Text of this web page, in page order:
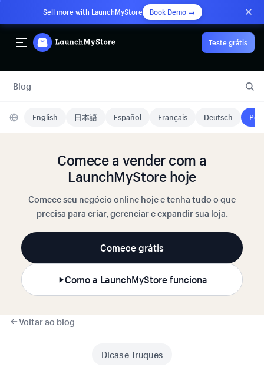
Sell more with LaunchMyStore Book Demo →
Teste grátis
Blog
English 日本語 Español Français Deutsch
Comece a vender com a
LaunchMyStore hoje
Comece seu negócio online hoje e tenha tudo o que
precisa para criar, gerenciar e expandir sua loja.
Comece grátis
Como a LaunchMyStore funciona
Voltar ao blog
Dicas e Truques